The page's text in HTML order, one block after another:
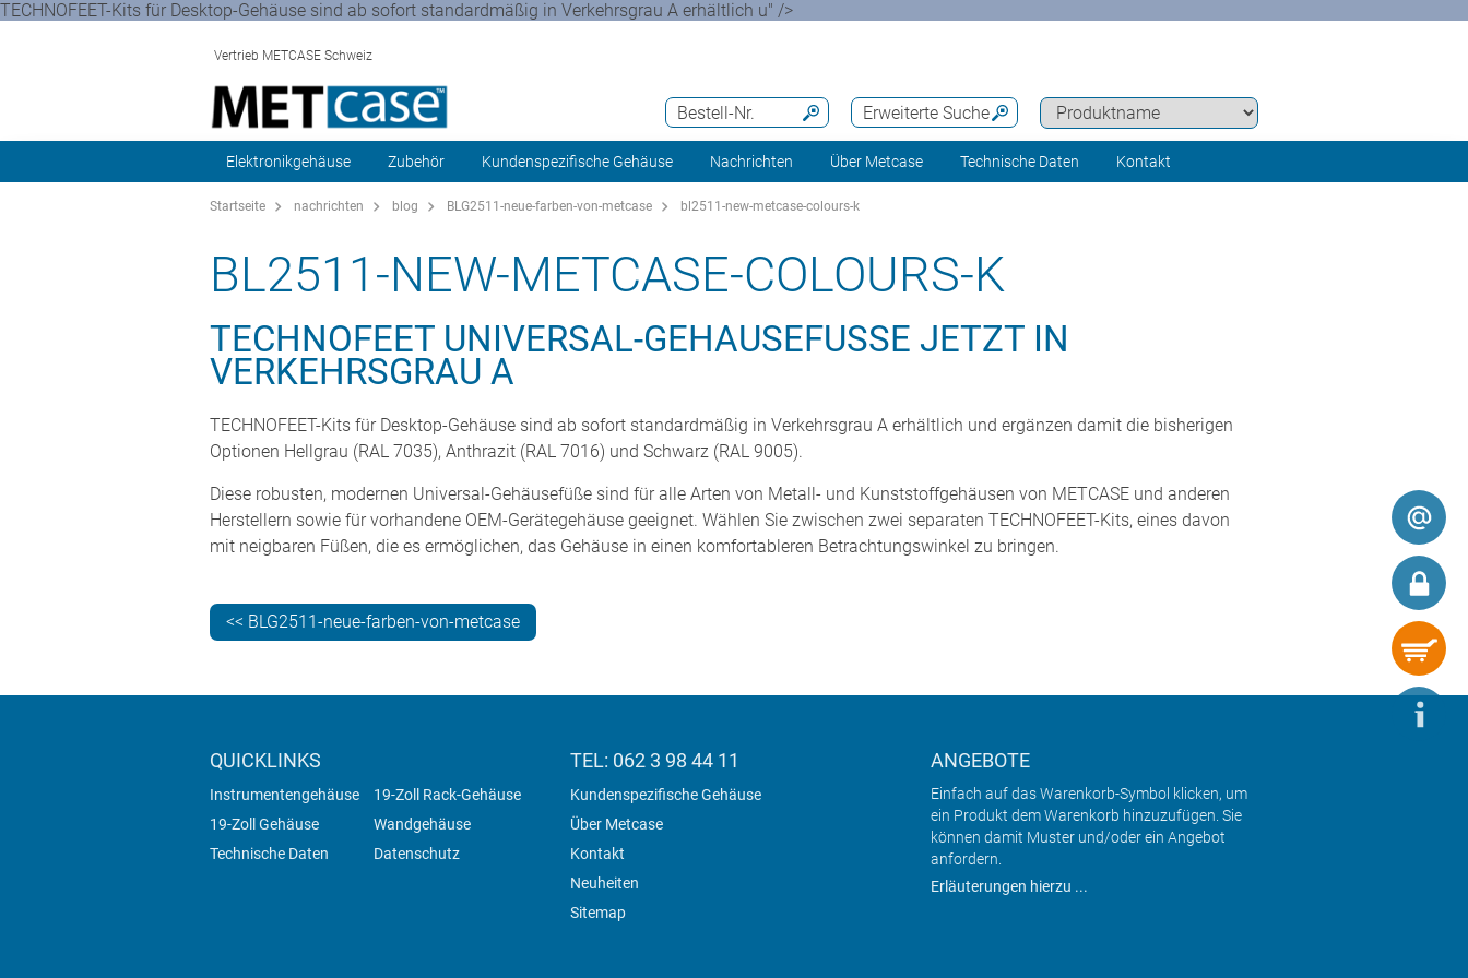
TECHNOFEET-Kits für Desktop-Gehäuse sind ab sofort standardmäßig in Verkehrsgrau A erhältlich u" />
Vertrieb METCASE Schweiz
Erweiterte Suche
Bestell-Nr.
Elektronikgehäuse Zubehör Kundenspezifische Gehäuse Nachrichten Über Metcase Technische Daten Kontakt
Startseite nachrichten blog BLG2511-neue-farben-von-metcase bl2511-new-metcase-colours-k
BL2511-NEW-METCASE-COLOURS-K
TECHNOFEET UNIVERSAL-GEHÄUSEFÜSSE JETZT IN
VERKEHRSGRAU A
TECHNOFEET-Kits für Desktop-Gehäuse sind ab sofort standardmäßig in Verkehrsgrau A erhältlich und ergänzen damit die bisherigen
Optionen Hellgrau (RAL 7035), Anthrazit (RAL 7016) und Schwarz (RAL 9005).
Diese robusten, modernen Universal-Gehäusefüße sind für alle Arten von Metall- und Kunststoffgehäusen von METCASE und anderen
Herstellern sowie für vorhandene OEM-Gerätegehäuse geeignet. Wählen Sie zwischen zwei separaten TECHNOFEET-Kits, eines davon
mit neigbaren Füßen, die es ermöglichen, das Gehäuse in einen komfortableren Betrachtungswinkel zu bringen.
<< BLG2511-neue-farben-von-metcase
QUICKLINKS
Instrumentengehäuse
19-Zoll Rack-Gehäuse
19-Zoll Gehäuse
Wandgehäuse
Technische Daten
Datenschutz
TEL: 062 3 98 44 11
Kundenspezifische Gehäuse
Über Metcase
Kontakt
Neuheiten
Sitemap
ANGEBOTE
Einfach auf das Warenkorb-Symbol klicken, um
ein Produkt dem Warenkorb hinzuzufügen. Sie
können damit Muster und/oder ein Angebot
anfordern.
Erläuterungen hierzu ...